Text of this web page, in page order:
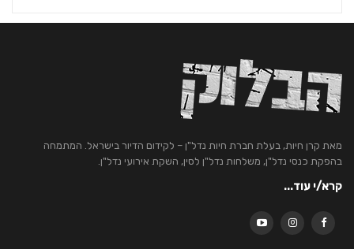
מאת קרן חיות, בעלת חברת חיות נדל"ן – לקידום הדיור בישראל. המתמחה
בהפקת כנסי נדל"ן, משלחות נדל"ן לסין, השקת אירועי נדל"ן.
קרא/י עוד...